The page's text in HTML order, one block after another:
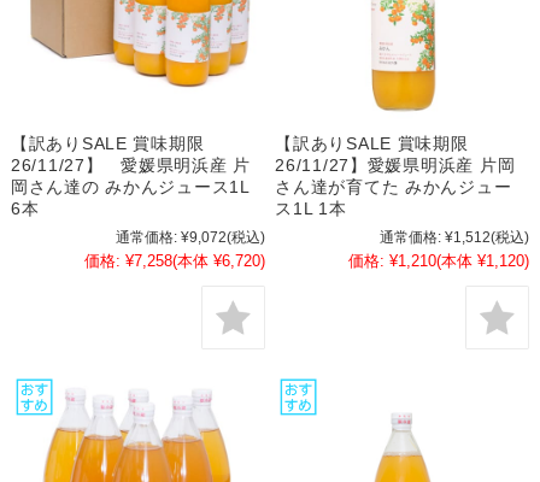
【訳ありSALE 賞味期限
26/11/27】 愛媛県明浜産 片
岡さん達の みかんジュース1L
6本
通常価格: ¥9,072(税込)
価格: ¥7,258(本体 ¥6,720)
【訳ありSALE 賞味期限
26/11/27】愛媛県明浜産 片岡
さん達が育てた みかんジュー
ス1L 1本
通常価格: ¥1,512(税込)
価格: ¥1,210(本体 ¥1,120)